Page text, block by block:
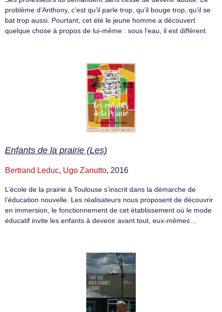
problème d’Anthony, c’est qu’il parle trop, qu’il bouge trop, qu’il se
bat trop aussi. Pourtant, cet été le jeune homme a découvert
quelque chose à propos de lui-même : sous l’eau, il est différent.
Enfants de la prairie (Les)
Bertrand Leduc, Ugo Zanutto, 2016
L’école de la prairie à Toulouse s’inscrit dans la démarche de
l’éducation nouvelle. Les réalisateurs nous proposent de découvrir
en immersion, le fonctionnement de cet établissement où le mode
éducatif invite les enfants à devenir avant tout, eux-mêmes…